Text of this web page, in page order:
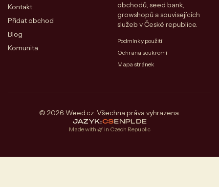
Kontakt
Přidat obchod
Blog
Komunita
obchodů, seed bank,
growshopů a souvisejících
služeb v České republice.
Podmínky použití
Ochrana soukromí
Mapa stránek
© 2026 Weed.cz. Všechna práva vyhrazena.
JAZYK:CSENPLDE
Made with 🌿 in Czech Republic